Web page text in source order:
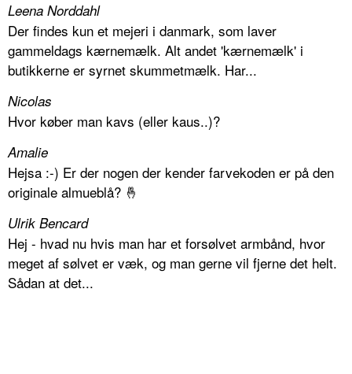
Leena Norddahl
Der findes kun et mejeri i danmark, som laver
gammeldags kærnemælk. Alt andet 'kærnemælk' i
butikkerne er syrnet skummetmælk. Har...
Nicolas
Hvor køber man kavs (eller kaus..)?
Amalie
Hejsa :-) Er der nogen der kender farvekoden er på den
originale almueblå? 🤞
Ulrik Bencard
Hej - hvad nu hvis man har et forsølvet armbånd, hvor
meget af sølvet er væk, og man gerne vil fjerne det helt.
Sådan at det...